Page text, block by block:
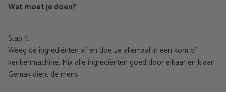
Wat moet je doen?
Stap 1:
Weeg de ingrediënten af en doe ze allemaal in een kom of
keukenmachine. Mix alle ingrediënten goed door elkaar en klaar!
Gemak dient de mens.